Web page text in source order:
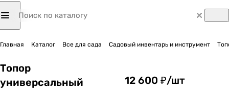
Главная Каталог Все для сада Садовый инвентарь и инструмент
Топор
универсальный
12 600 ₽/шт